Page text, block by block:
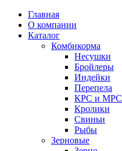
Главная
О компании
Каталог
Комбикорма
Несушки
Бройлеры
Индейки
Перепела
КРС и МРС
Кролики
Свиньи
Рыбы
Зерновые